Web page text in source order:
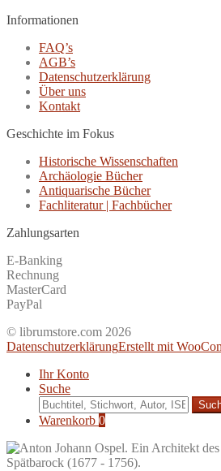
Informationen
FAQ’s
AGB’s
Datenschutzerklärung
Über uns
Kontakt
Geschichte im Fokus
Historische Wissenschaften
Archäologie Bücher
Antiquarische Bücher
Fachliteratur | Fachbücher
Zahlungsarten
E-Banking
Rechnung
MasterCard
PayPal
© librumstore.com 2026
DatenschutzerklärungErstellt mit
Ihr Konto
Suche
Suche
nach:
Warenkorb 0